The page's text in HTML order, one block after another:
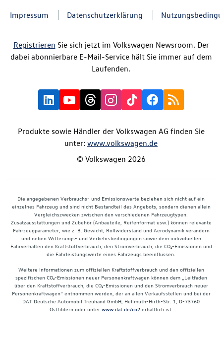
Impressum Datenschutzerklärung
Registrieren Sie sich jetzt im Volkswagen Newsroom. Der
dabei abonnierbare E-Mail-Service hält Sie immer auf dem
Laufenden.
Produkte sowie Händler der Volkswagen AG finden Sie
unter: www.volkswagen.de
© Volkswagen 2026
Die angegebenen Verbrauchs- und Emissionswerte beziehen sich nicht auf ein
einzelnes Fahrzeug und sind nicht Bestandteil des Angebots, sondern dienen allein
Vergleichszwecken zwischen den verschiedenen Fahrzeugtypen.
Zusatzausstattungen und Zubehör (Anbauteile, Reifenformat usw.) können relevante
Fahrzeugparameter, wie z. B. Gewicht, Rollwiderstand und Aerodynamik verändern
und neben Witterungs- und Verkehrsbedingungen sowie dem individuellen
Fahrverhalten den Kraftstoffverbrauch, den Stromverbrauch, die CO₂-Emissionen und
die Fahrleistungswerte eines Fahrzeugs beeinflussen.
Weitere Informationen zum offiziellen Kraftstoffverbrauch und den offiziellen
spezifischen CO₂-Emissionen neuer Personenkraftwagen können dem „Leitfaden
über den Kraftstoffverbrauch, die CO₂-Emissionen und den Stromverbrauch neuer
Personenkraftwagen“ entnommen werden, der an allen Verkaufsstellen und bei der
DAT Deutsche Automobil Treuhand GmbH, Hellmuth-Hirth-Str. 1, D-73760
Ostfildern oder unter www.dat.de/co2erhältlich ist.